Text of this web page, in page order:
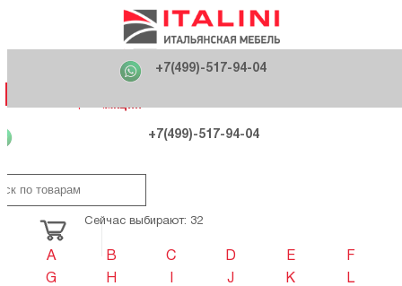
+7(499)-517-94-04
Фабрики
Распродажа
Как купить
О компании
Акция
+7(499)-517-94-04
121170 , г. Москва,
ул. Кутузовский проспект, д. 36 стр.3
+7(499)-517-94-04
Сейчас выбирают: 32
A B C D E
F
G
H J K
L